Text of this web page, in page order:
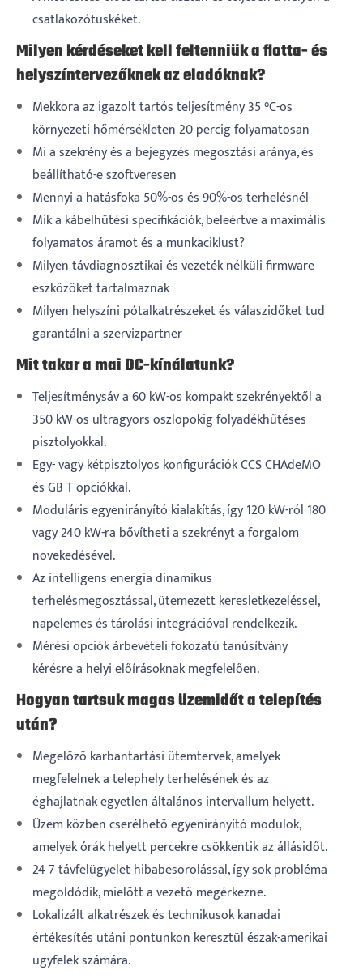
csatlakozótüskéket.
Milyen kérdéseket kell feltenniük a flotta- és
helyszíntervezőknek az eladóknak?
Mekkora az igazolt tartós teljesítmény 35 °C-os
környezeti hőmérsékleten 20 percig folyamatosan
Mi a szekrény és a bejegyzés megosztási aránya, és
beállítható-e szoftveresen
Mennyi a hatásfoka 50%-os és 90%-os terhelésnél
Mik a kábelhűtési specifikációk, beleértve a maximális
folyamatos áramot és a munkaciklust?
Milyen távdiagnosztikai és vezeték nélküli firmware
eszközöket tartalmaznak
Milyen helyszíni pótalkatrészeket és válaszidőket tud
garantálni a szervizpartner
Mit takar a mai DC-kínálatunk?
Teljesítménysáv a 60 kW-os kompakt szekrényektől a
350 kW-os ultragyors oszlopokig folyadékhűtéses
pisztolyokkal.
Egy- vagy kétpisztolyos konfigurációk CCS CHAdeMO
és GB T opciókkal.
Moduláris egyenirányító kialakítás, így 120 kW-ról 180
vagy 240 kW-ra bővítheti a szekrényt a forgalom
növekedésével.
Az intelligens energia dinamikus
terhelésmegosztással, ütemezett keresletkezeléssel,
napelemes és tárolási integrációval rendelkezik.
Mérési opciók árbevételi fokozatú tanúsítvány
kérésre a helyi előírásoknak megfelelően.
Hogyan tartsuk magas üzemidőt a telepítés
után?
Megelőző karbantartási ütemtervek, amelyek
megfelelnek a telephely terhelésének és az
éghajlatnak egyetlen általános intervallum helyett.
Üzem közben cserélhető egyenirányító modulok,
amelyek órák helyett percekre csökkentik az állásidőt.
24 7 távfelügyelet hibabesorolással, így sok probléma
megoldódik, mielőtt a vezető megérkezne.
Lokalizált alkatrészek és technikusok kanadai
értékesítés utáni pontunkon keresztül észak-amerikai
ügyfelek számára.